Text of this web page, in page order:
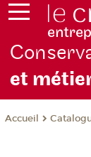
et
Accueil